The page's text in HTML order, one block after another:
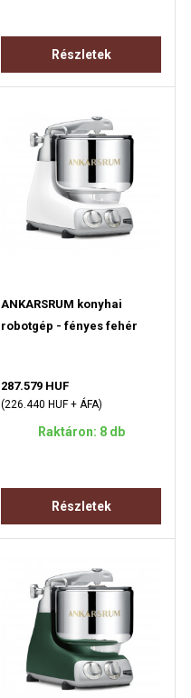
Részletek
ANKARSRUM konyhai
robotgép - fényes fehér
287.579 HUF
(226.440 HUF + ÁFA)
Raktáron: 8 db
Részletek